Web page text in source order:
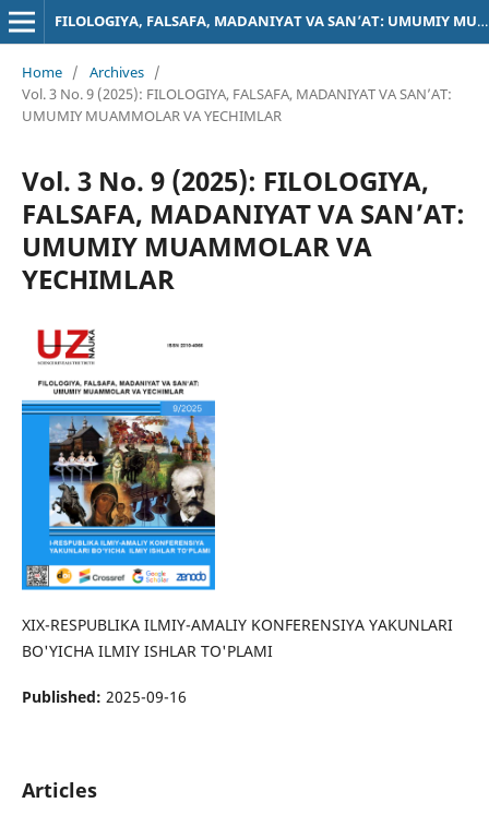
FILOLOGIYA, FALSAFA, MADANIYAT VA SAN’AT: UMUMIY MUAMMOLAR
Home / Archives /
Vol. 3 No. 9 (2025): FILOLOGIYA, FALSAFA, MADANIYAT VA SAN’AT:
UMUMIY MUAMMOLAR VA YECHIMLAR
Vol. 3 No. 9 (2025): FILOLOGIYA,
FALSAFA, MADANIYAT VA SAN’AT:
UMUMIY MUAMMOLAR VA
YECHIMLAR
XIX-RESPUBLIKA ILMIY-AMALIY KONFERENSIYA YAKUNLARI
BO'YICHA ILMIY ISHLAR TO'PLAMI
Published: 2025-09-16
Articles